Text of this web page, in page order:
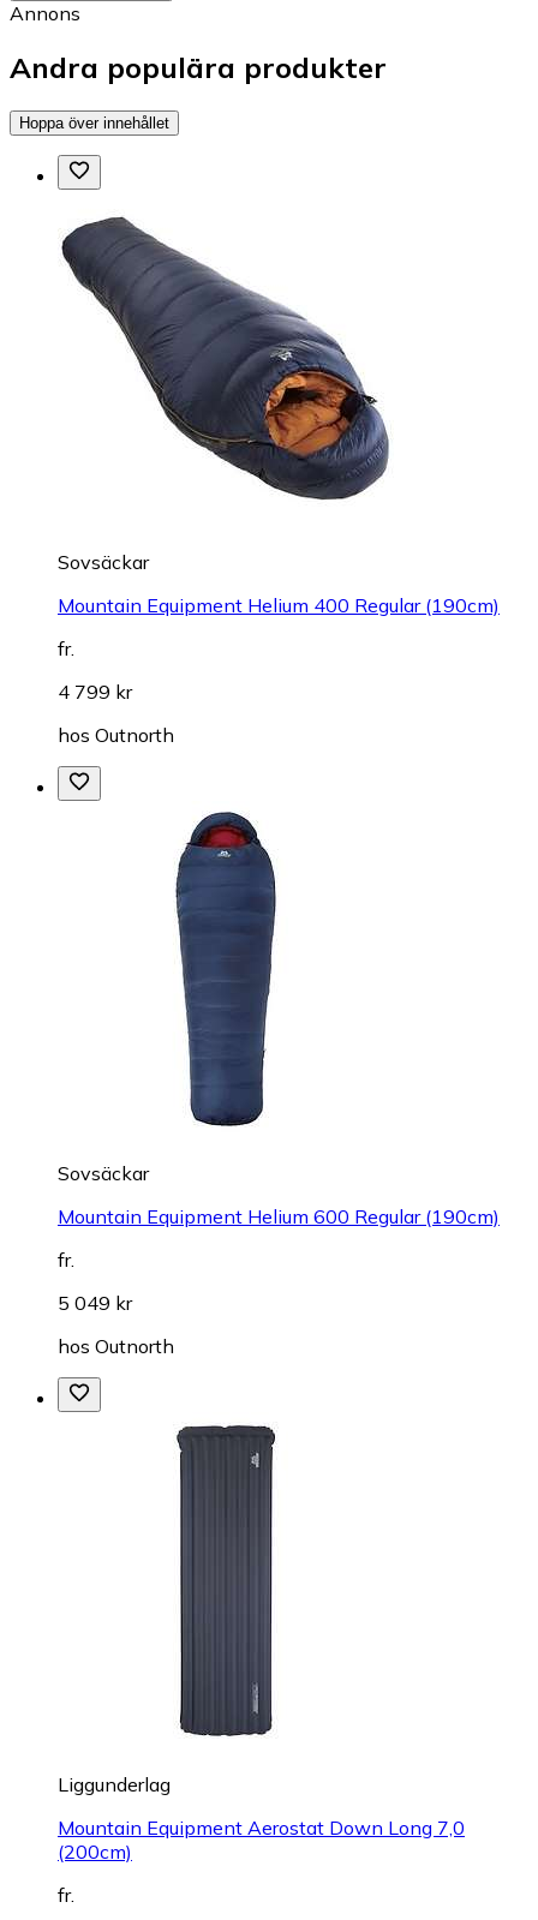
Annons
Andra populära produkter
Hoppa över innehållet
Sovsäckar
Mountain Equipment Helium 400 Regular (190cm)
fr.
4 799 kr
hos Outnorth
Sovsäckar
Mountain Equipment Helium 600 Regular (190cm)
fr.
5 049 kr
hos Outnorth
Liggunderlag
Mountain Equipment Aerostat Down Long 7,0
(200cm)
fr.